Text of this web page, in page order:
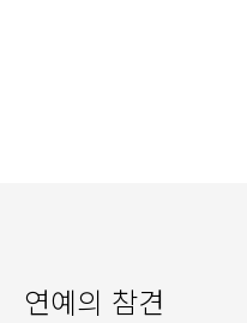
연예의 참견